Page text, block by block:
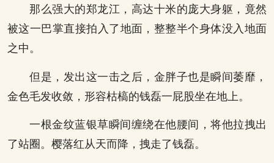
那么强大的郑龙江，高达十米的庞大身躯，竟然
被这一巴掌直接拍入了地面，整整半个身体没入地面
之中。
但是，发出这一击之后，金胖子也是瞬间萎靡，
金色毛发收敛，形容枯槁的钱磊一屁股坐在地上。
一根金纹蓝银草瞬间缠绕在他腰间，将他拉拽出
了站圈。樱落红从天而降，拽走了钱磊。